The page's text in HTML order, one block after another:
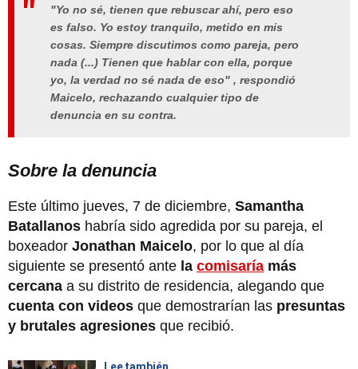
"Yo no sé, tienen que rebuscar ahí, pero eso
es falso. Yo estoy tranquilo, metido en mis
cosas. Siempre discutimos como pareja, pero
nada (...) Tienen que hablar con ella, porque
yo, la verdad no sé nada de eso" , respondió
Maicelo, rechazando cualquier tipo de
denuncia en su contra.
Sobre la denuncia
Este último jueves, 7 de diciembre, Samantha
Batallanos habría sido agredida por su pareja, el
boxeador Jonathan Maicelo, por lo que al día
siguiente se presentó ante la comisaría más
cercana a su distrito de residencia, alegando que
cuenta con videos que demostrarían las presuntas
y brutales agresiones que recibió.